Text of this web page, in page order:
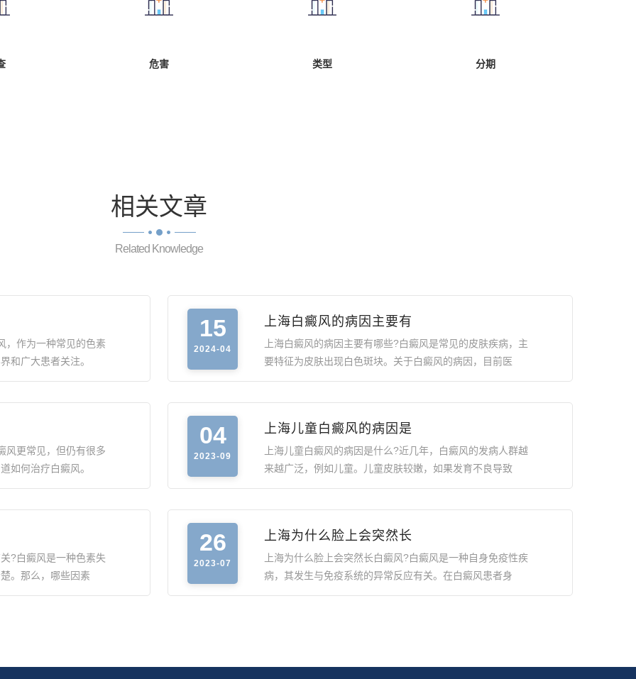
危害 类型 分期
相关文章
Related Knowledge
，作为一种常见的色素
和广大患者关注。
15
2024-04
上海白癜风的病因主要有
上海白癜风的病因主要有哪些?白癜风是常见的皮肤疾病，主
要特征为皮肤出现白色斑块。关于白癜风的病因，目前医
风更常见，但仍有很多
如何治疗白癜风。
04
2023-09
上海儿童白癜风的病因是
上海儿童白癜风的病因是什么?近几年，白癜风的发病人群越
来越广泛，例如儿童。儿童皮肤较嫩，如果发育不良导致
?白癜风是一种色素失
。那么，哪些因素
26
2023-07
上海为什么脸上会突然长
上海为什么脸上会突然长白癜风?白癜风是一种自身免疫性疾
病，其发生与免疫系统的异常反应有关。在白癜风患者身